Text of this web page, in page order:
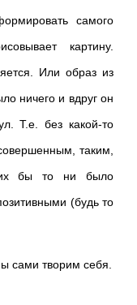
самого
картину.
Или образ из
ничего и вдруг он
Т.е. без какой-то
таким,
бы то ни было
(будь то
сами творим себя.